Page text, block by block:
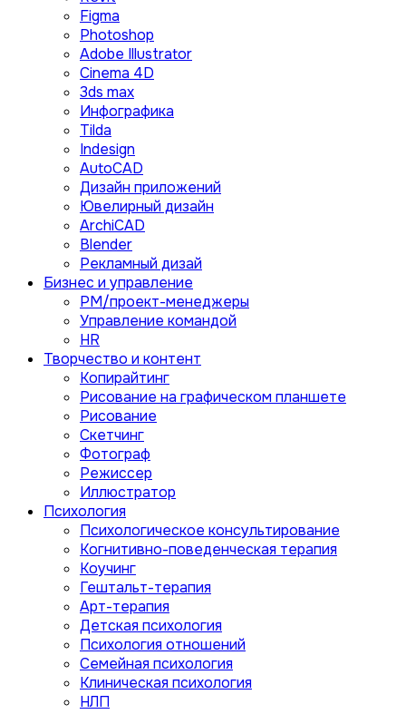
Figma
Photoshop
Adobe Illustrator
Сinema 4D
3ds max
Инфографика
Tilda
Indesign
AutoCAD
Дизайн приложений
Ювелирный дизайн
ArchiCAD
Blender
Рекламный дизай
Бизнес и управление
PM/проект-менеджеры
Управление командой
HR
Творчество и контент
Копирайтинг
Рисование на графическом планшете
Рисование
Скетчинг
Фотограф
Режиссер
Иллюстратор
Психология
Психологическое консультирование
Когнитивно-поведенческая терапия
Коучинг
Гештальт-терапия
Арт-терапия
Детская психология
Психология отношений
Семейная психология
Клиническая психология
НЛП